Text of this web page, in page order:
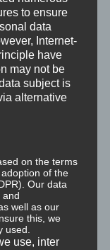
durch eine
to ensure
data
Internet-
have
may not be
subject is
alternative
on the terms
of the
Our data
and
well as our
this, we
used.
use, inter